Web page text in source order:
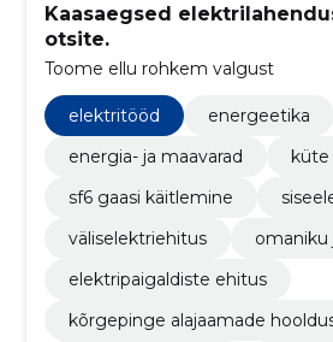
Kaasaegsed
otsite.
Toome ellu rohkem valgust
elektritööd
energeetika
energia- ja maavarad
küte
sf6 gaasi käitlemine
väliselektriehitus
omaniku
elektripaigaldiste ehitus
kõrgepinge alajaamade